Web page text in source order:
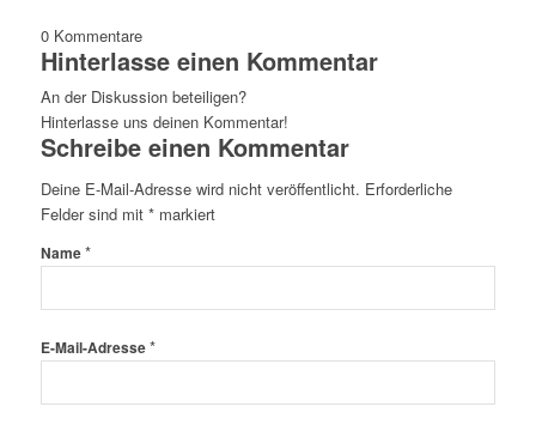
0 Kommentare
Hinterlasse einen Kommentar
An der Diskussion beteiligen?
Hinterlasse uns deinen Kommentar!
Schreibe einen Kommentar
Deine E-Mail-Adresse wird nicht veröffentlicht. Erforderliche
Felder sind mit *markiert
Name*
E-Mail-Adresse*